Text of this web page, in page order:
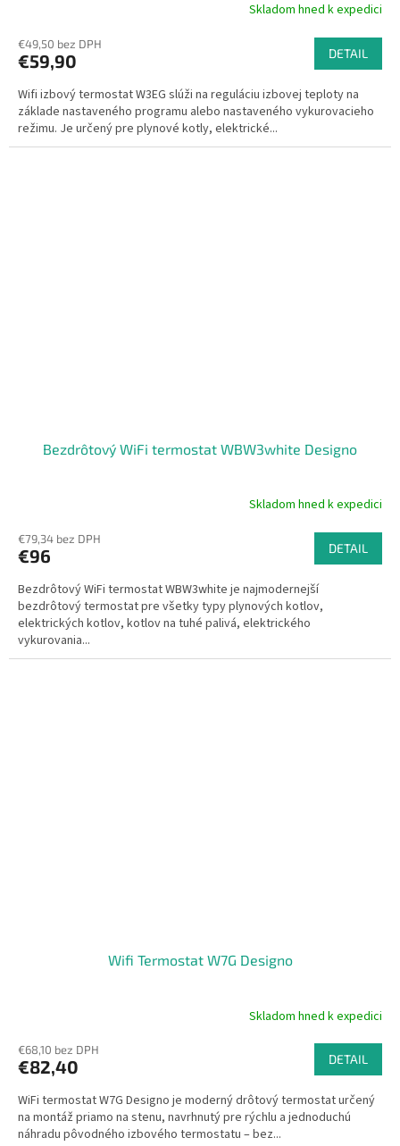
produktu
je
z
5
hviezdičiek.
Skladom hned k expedici
€49,50 bez DPH
€59,90 DETAIL
Wifi izbový termostat W3EG slúži na reguláciu izbovej teploty na
základe nastaveného programu alebo nastaveného vykurovacieho
režimu. Je určený pre plynové kotly, elektrické...
Bezdrôtový WiFi termostat WBW3white Designo
Skladom hned k expedici
€79,34 bez DPH
€96 DETAIL
Bezdrôtový WiFi termostat WBW3white je najmodernejší
bezdrôtový termostat pre všetky typy plynových kotlov,
elektrických kotlov, kotlov na tuhé palivá, elektrického
vykurovania...
Wifi Termostat W7G Designo
Skladom hned k expedici
€68,10 bez DPH
€82,40 DETAIL
WiFi termostat W7G Designo je moderný drôtový termostat určený
na montáž priamo na stenu, navrhnutý pre rýchlu a jednoduchú
náhradu pôvodného izbového termostatu – bez...